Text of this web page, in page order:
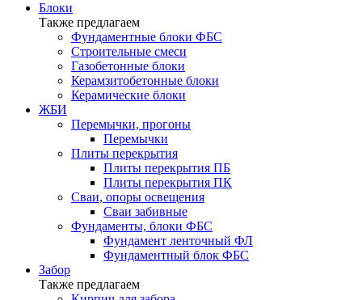
Блоки
Также предлагаем
Фундаментные блоки ФБС
Строительные смеси
Газобетонные блоки
Керамзитобетонные блоки
Керамические блоки
ЖБИ
Перемычки, прогоны
Перемычки
Плиты перекрытия
Плиты перекрытия ПБ
Плиты перекрытия ПК
Сваи, опоры освещения
Сваи забивные
Фундаменты, блоки ФБС
Фундамент ленточный ФЛ
Фундаментный блок ФБС
Забор
Также предлагаем